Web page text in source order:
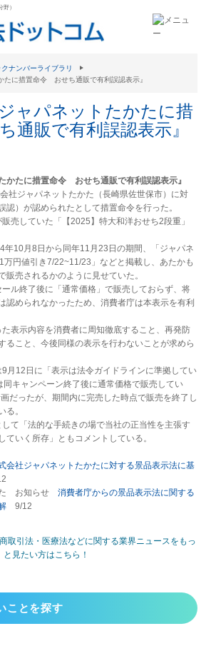
）
ナンバーライブラリ
たに措置命令 おせち通販で有利誤認表示』
ジャパネットたかたに措
販で有利誤認表示』
かたに措置命令 おせち通販で有利誤認表示』
社ジャパネットたかた（長崎県佐世保市）に対
認）が認められたとして措置命令を行った。
売していた「【2025】特大和洋おせち2段重」
年10月8日から同年11月23日の期間、「ジャパネ
万円値引き7/22~11/23」などと掲載し、あたかも
販売されるかのように見せていた。
ル終了後に「通常価格」で販売しておらず、将
認められなかったため、消費者庁は本表示を有利
表示内容を消費者に周知徹底すること、再発防
ること、今後同様の表示を行わないことが求めら
月12日に「表示は法令ガイドラインに準拠してい
キャンペーン終了後に通常価格で販売してい
だったが、期間内に完売した時点で販売を終了し
る。
て「法的な手続きの場で当社の正当性を主張す
ていく所存」ともコメントしている。
会社ジャパネットたかたに対する景品表示法に基
た お知らせ 消費者庁からの景品表示法に関する
9/12
取引法・医療法などに関する業界ニュースをもっ
と見たい方はこちら！
ことを探す